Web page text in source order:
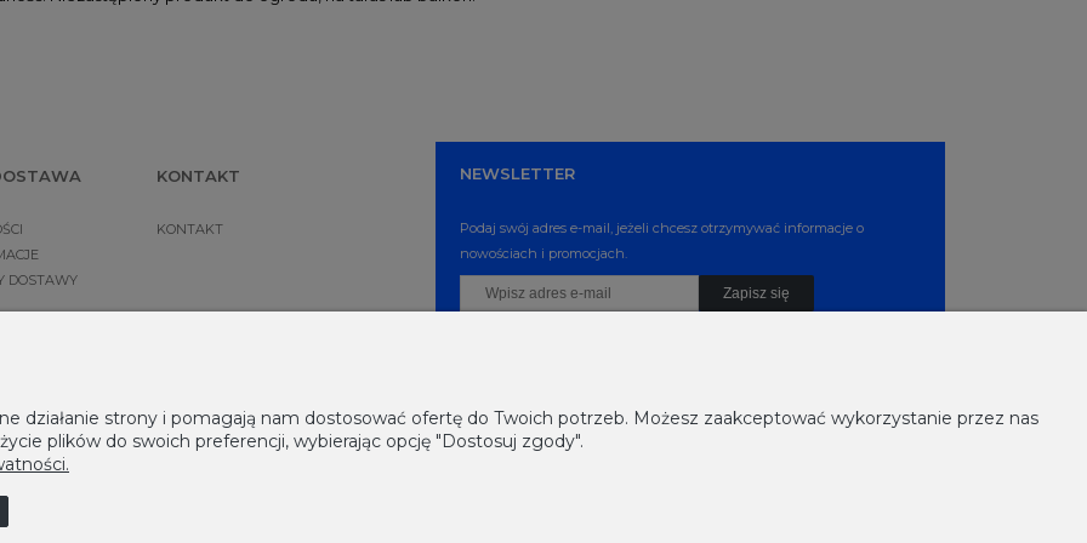
DOSTAWY
KONTAKT
KONTAKT
NEWSLETTER
Podaj swój adres e-mail, jeżeli chcesz otrzymywać informacje o
nowościach i promocjach.
Zapisz się
działanie strony i pomagają nam dostosować ofertę do Twoich potrzeb. Możesz zaakceptować wykorzystanie przez nas
plików do swoich preferencji, wybierając opcję "Dostosuj zgody".